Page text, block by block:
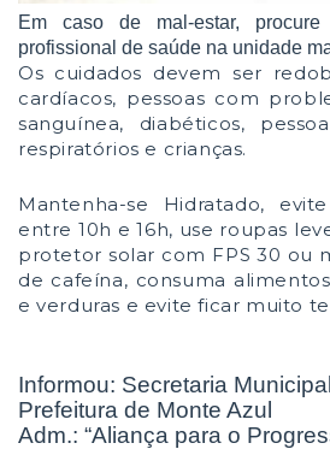
Em caso de mal-estar,
profissional de saúde na unidade
Os cuidados devem ser
cardíacos, pessoas com
sanguínea, diabéticos,
respiratórios e crianças.
Mantenha-se Hidratado,
entre 10h e 16h, use roupas
protetor solar com FPS 30 ou
de cafeína, consuma
e verduras e evite ficar muito
Informou: Secretaria
Prefeitura de Monte Azul
Adm.: “Aliança para o